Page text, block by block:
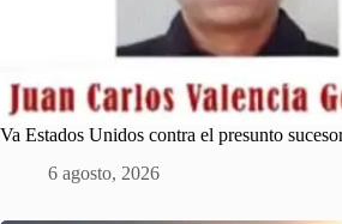
Va Estados Unidos contra el presunto
6 agosto, 2026